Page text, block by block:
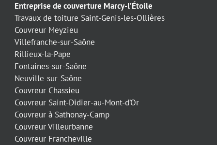
Entreprise de couverture Marcy-l’Étoile
Travaux de toiture Saint-Genis-les-Ollières
Couvreur Meyzieu
Villefranche-sur-Saône
Rillieux-la-Pape
Fontaines-sur-Saône
Neuville-sur-Saône
Couvreur Chassieu
Couvreur Saint-Didier-au-Mont-d’Or
Couvreur à Sathonay-Camp
Couvreur Villeurbanne
Couvreur Francheville